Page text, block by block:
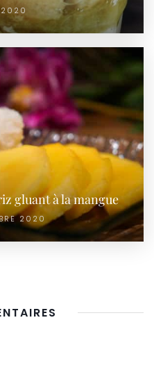
gluant à la mangue
2020